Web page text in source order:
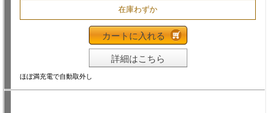
在庫わずか
カートに入れる
詳細はこちら
ほぼ満充電で自動取外し